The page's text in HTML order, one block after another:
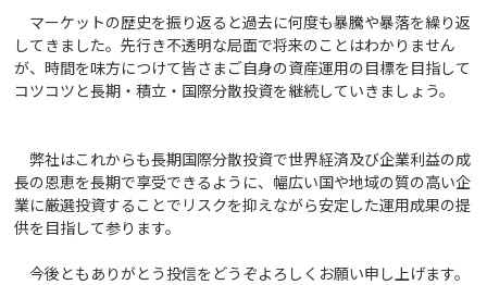
マーケットの歴史を振り返ると過去に何度も暴騰や暴落を繰り返
してきました。先行き不透明な局面で将来のことはわかりません
が、時間を味方につけて皆さまご自身の資産運用の目標を目指して
コツコツと長期・積立・国際分散投資を継続していきましょう。
弊社はこれからも長期国際分散投資で世界経済及び企業利益の成
長の恩恵を長期で享受できるように、幅広い国や地域の質の高い企
業に厳選投資することでリスクを抑えながら安定した運用成果の提
供を目指して参ります。
今後ともありがとう投信をどうぞよろしくお願い申し上げます。